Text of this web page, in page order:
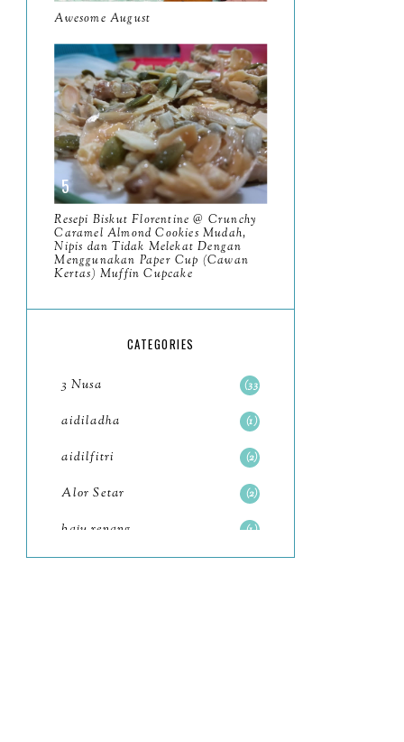
April13
March11
February9
January6
202393
December 11
November8
October11
Awesome August
Resepi Biskut Florentine @ Crunchy
Caramel Almond Cookies Mudah,
Nipis dan Tidak Melekat Dengan
Menggunakan Paper Cup (Cawan
Kertas) Muffin Cupcake
CATEGORIES
3 Nusa 33
aidiladha 1
aidilfitri 2
Alor Setar 2
baju renang 1